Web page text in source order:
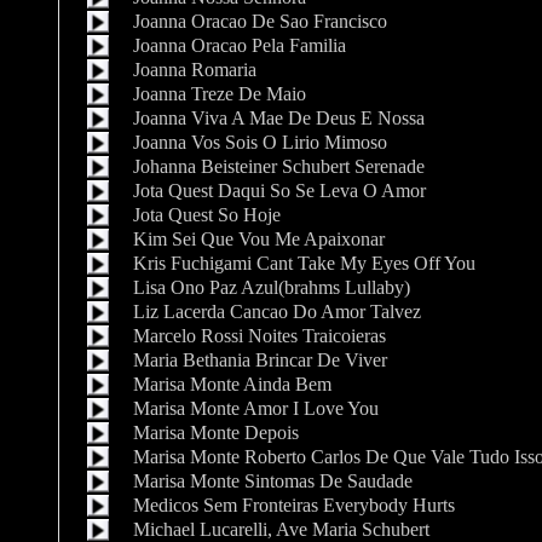
Joanna Oracao De Sao Francisco
Joanna Oracao Pela Familia
Joanna Romaria
Joanna Treze De Maio
Joanna Viva A Mae De Deus E Nossa
Joanna Vos Sois O Lirio Mimoso
Johanna Beisteiner Schubert Serenade
Jota Quest Daqui So Se Leva O Amor
Jota Quest So Hoje
Kim Sei Que Vou Me Apaixonar
Kris Fuchigami Cant Take My Eyes Off You
Lisa Ono Paz Azul(brahms Lullaby)
Liz Lacerda Cancao Do Amor Talvez
Marcelo Rossi Noites Traicoieras
Maria Bethania Brincar De Viver
Marisa Monte Ainda Bem
Marisa Monte Amor I Love You
Marisa Monte Depois
Marisa Monte Roberto Carlos De Que Vale Tudo
Marisa Monte Sintomas De Saudade
Medicos Sem Fronteiras Everybody Hurts
Michael Lucarelli, Ave Maria Schubert